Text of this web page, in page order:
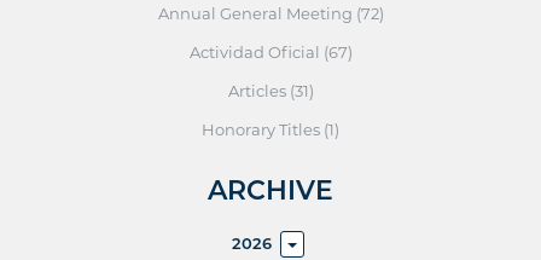
Annual General Meeting (72)
Actividad Oficial (67)
Articles (31)
Honorary Titles (1)
ARCHIVE
2026